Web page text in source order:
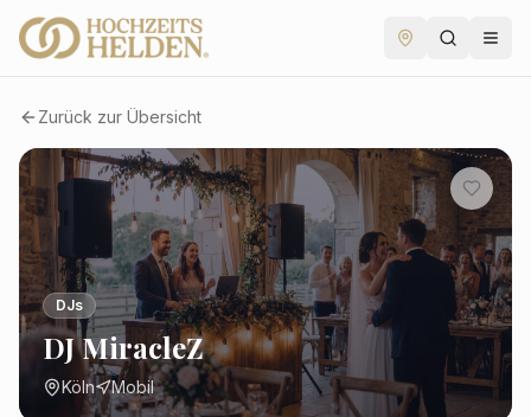
Zurück zur Übersicht
DJs
DJ MiracleZ
Köln Mobil